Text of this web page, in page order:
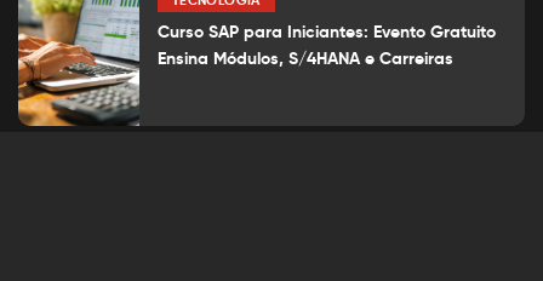
Curso SAP para Iniciantes: Evento Gratuito
Ensina Módulos, S/4HANA e Carreiras